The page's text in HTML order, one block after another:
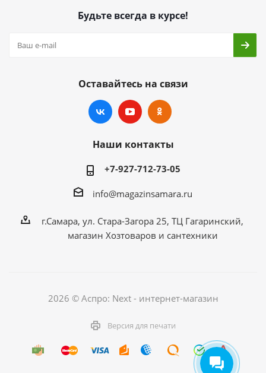
Будьте всегда в курсе!
Оставайтесь на связи
Наши контакты
+7-927-712-73-05
info@magazinsamara.ru
г.Самара, ул. Стара-Загора 25, ТЦ Гагаринский,
магазин Хозтоваров и сантехники
2026 © Аспро: Next - интернет-магазин
Версия для печати